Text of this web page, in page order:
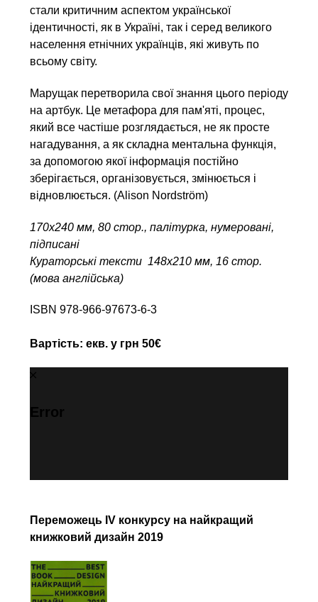
стали критичним аспектом української
ідентичності, як в Україні, так і серед великого
населення етнічних українців, які живуть по
всьому світу.
Марущак перетворила свої знання цього періоду
на артбук. Це метафора для пам'яті, процес,
який все частіше розглядається, не як просте
нагадування, а як складна ментальна функція,
за допомогою якої інформація постійно
зберігається, організовується, змінюється і
відновлюється. (Alison Nordström)
170х240 мм, 80 стор., палітурка, нумеровані,
підписані
Кураторські тексти 148х210 мм, 16 стор.
(мова англійська)
ISBN 978-966-97673-6-3
Вартість: екв. у грн 50€
Error
Переможець IV конкурсу на найкращий
книжковий дизайн 2019